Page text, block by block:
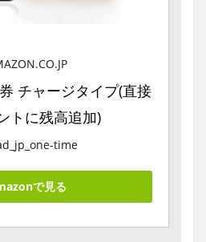
チャージタイプ(直接
トに残高追加)
time
で見る